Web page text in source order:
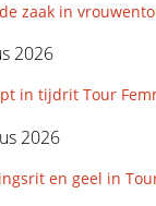
zaak in
2026
in tijdrit Tour
2026
en geel in